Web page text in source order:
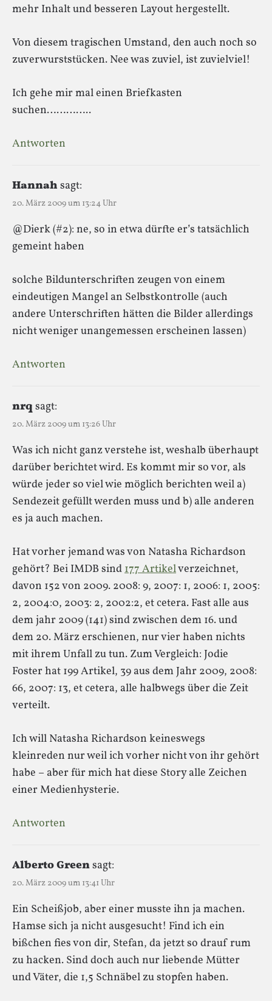
mehr Inhalt und besseren Layout hergestellt.
Von diesem tragischen Umstand, den auch noch so
zuverwurststücken. Nee was zuviel, ist zuvielviel!
Ich gehe mir mal einen Briefkasten
suchen…………..
Antworten
Hannah sagt:
20. März 2009 um 13:24 Uhr
@Dierk (#2): ne, so in etwa dürfte er’s tatsächlich
gemeint haben
solche Bildunterschriften zeugen von einem
eindeutigen Mangel an Selbstkontrolle (auch
andere Unterschriften hätten die Bilder allerdings
nicht weniger unangemessen erscheinen lassen)
Antworten
nrq sagt:
20. März 2009 um 13:26 Uhr
Was ich nicht ganz verstehe ist, weshalb überhaupt
darüber berichtet wird. Es kommt mir so vor, als
würde jeder so viel wie möglich berichten weil a)
Sendezeit gefüllt werden muss und b) alle anderen
es ja auch machen.
Hat vorher jemand was von Natasha Richardson
gehört? Bei IMDB sind177 Artikelverzeichnet,
davon 152 von 2009. 2008: 9, 2007: 1, 2006: 1, 2005:
2, 2004:0, 2003: 2, 2002:2, et cetera. Fast alle aus
dem jahr 2009 (141) sind zwischen dem 16. und
dem 20. März erschienen, nur vier haben nichts
mit ihrem Unfall zu tun. Zum Vergleich: Jodie
Foster hat 199 Artikel, 39 aus dem Jahr 2009, 2008:
66, 2007: 13, et cetera, alle halbwegs über die Zeit
verteilt.
Ich will Natasha Richardson keineswegs
kleinreden nur weil ich vorher nicht von ihr gehört
habe – aber für mich hat diese Story alle Zeichen
einer Medienhysterie.
Antworten
Alberto Greensagt:
20. März 2009 um 13:41 Uhr
Ein Scheißjob, aber einer musste ihn ja machen.
Hamse sich ja nicht ausgesucht! Find ich ein
bißchen fies von dir, Stefan, da jetzt so drauf rum
zu hacken. Sind doch auch nur liebende Mütter
und Väter, die 1,5 Schnäbel zu stopfen haben.